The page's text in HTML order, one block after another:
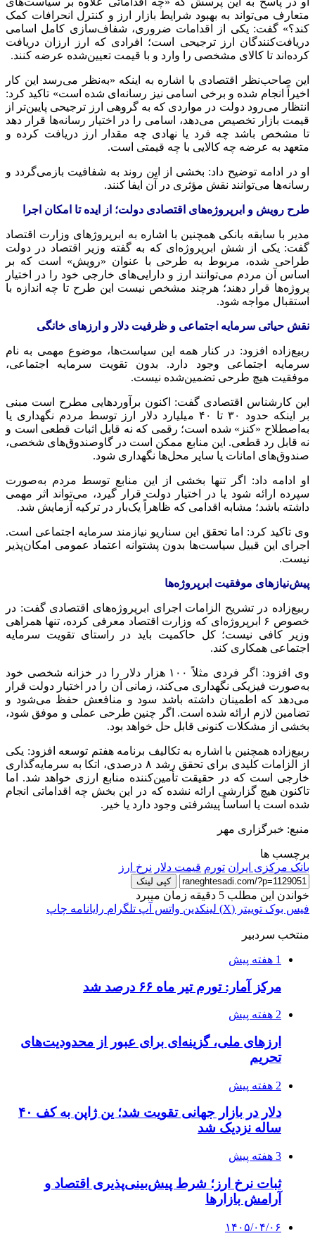
متعارف می‌تواند به بهبود شرایط بازار ارز و کنترل انحرافات کمک
کند؟» گفت: یکی از اقدامات ضروری، شفاف‌سازی کامل اسامی
دریافت‌کنندگان ارز ترجیحی است؛ افرادی که ارز ارزان دریافت
کرده‌اند تا کالای مشخصی را وارد و با قیمت تعیین‌شده عرضه کنند.
این صاحب‌نظر اقتصادی با اشاره به اینکه «به‌نظر می‌رسد این کار
اخیراً انجام شده و برخی اسامی نیز رسانه‌ای شده است» تاکید کرد:
انتظار می‌رود دولت در مواردی که به گروهی ارز ترجیحی پایین‌تر از
قیمت بازار تخصیص می‌دهد، اسامی را در اختیار رسانه‌ها قرار دهد
تا مشخص باشد چه فرد یا نهادی چه مقدار ارز دریافت کرده و
متعهد به عرضه چه کالایی با چه قیمتی است.
او در ادامه توضیح داد: بخشی از این روند به شفافیت بازمی‌گردد و
رسانه‌ها می‌توانند نقش مؤثری در آن ایفا کنند.
طرح رویش و ابرپروژه‌های اقتصادی دولت؛ از ایده تا امکان اجرا
مدیر با سابقه بانکی همچنین با اشاره به ابرپروژهای وزارت اقتصاد
گفت: یکی از شش ابرپروژه‌ای که به گفته وزیر اقتصاد در دولت
طراحی شده، مربوط به طرحی با عنوان «رویش» است که بر
اساس آن مردم می‌توانند ارز و دارایی‌های خارجی خود را در اختیار
پروژه‌ها قرار دهند؛ هرچند مشخص نیست این طرح تا چه اندازه با
استقبال مواجه شود.
نقش حیاتی سرمایه اجتماعی و ظرفیت دلار و ارزهای خانگی
ربیع‌زاده افزود: در کنار همه این سیاست‌ها، موضوع مهمی به نام
سرمایه اجتماعی وجود دارد. بدون تقویت سرمایه اجتماعی،
موفقیت هیچ طرحی تضمین‌شده نیست.
این کارشناس اقتصادی گفت: اکنون برآوردهایی مطرح است مبنی
بر اینکه حدود ۳۰ تا ۴۰ میلیارد دلار ارز توسط مردم نگهداری یا
به‌اصطلاح «کنز » شده است؛ رقمی که نه قابل اثبات قطعی است و
نه قابل رد قطعی. این منابع ممکن است در گاوصندوق‌های شخصی،
صندوق‌های امانات یا سایر محل‌ها نگهداری شود.
او ادامه داد: اگر تنها بخشی از این منابع توسط مردم به‌صورت
سپرده ارائه شود یا در اختیار دولت قرار گیرد، می‌تواند اثر مهمی
داشته باشد؛ مشابه اقدامی که ظاهراً یک‌بار در ترکیه آزمایش شد.
وی تاکید کرد: اما تحقق این سناریو نیازمند سرمایه اجتماعی است.
اجرای این قبیل سیاست‌ها بدون پشتوانه اعتماد عمومی امکان‌پذیر
نیست.
پیش‌نیازهای موفقیت ابرپروژه‌ها
ربیع‌زاده در تشریح الزامات اجرای ابرپروژه‌های اقتصادی گفت: در
خصوص ۶ ابرپروژه‌ای که وزارت اقتصاد معرفی کرده، تنها همراهی
وزیر کافی نیست؛ کل حاکمیت باید در راستای تقویت سرمایه
اجتماعی همکاری کند.
وی افزود: اگر فردی مثلاً ۱۰۰ هزار دلار را در خزانه شخصی خود
به‌صورت فیزیکی نگهداری می‌کند، زمانی آن را در اختیار دولت قرار
می‌دهد که اطمینان داشته باشد سود و منافعش حفظ می‌شود و
تضامین لازم ارائه شده است. اگر چنین طرحی عملی و موفق شود،
بخشی از مشکلات کنونی قابل حل خواهد بود.
ربیع‌زاده همچنین با اشاره به تکالیف برنامه هفتم توسعه افزود: یکی
از الزامات کلیدی برای تحقق رشد ۸ درصدی، اتکا به سرمایه‌گذاری
خارجی است که در حقیقت تأمین‌کننده منابع ارزی خواهد شد. اما
تاکنون هیچ گزارشی ارائه نشده که در این بخش چه اقداماتی انجام
شده است یا اساساً پیشرفتی وجود دارد یا خیر.
منبع: خبرگزاری مهر
برچسب ها
بانک مرکزی ایران تورم قیمت دلار نرخ ارز
کپی لینک
خواندن این مطلب 5 دقیقه زمان میبرد
فیس بوک توییتر (X) لینکدین واتس آپ تلگرام رایانامه چاپ
منتخب سردبیر
1 هفته پیش
مرکز آمار: تورم تیر ماه ۶۶ درصد شد
2 هفته پیش
ارزهای ملی، گزینه‌ای برای عبور از محدودیت‌های
تحریم
2 هفته پیش
دلار در بازار جهانی تقویت شد؛ ین ژاپن به کف ۴۰
ساله نزدیک شد
3 هفته پیش
ثبات نرخ ارز؛ شرط پیش‌بینی‌پذیری اقتصاد و
آرامش بازارها
۱۴۰۵/۰۴/۰۶